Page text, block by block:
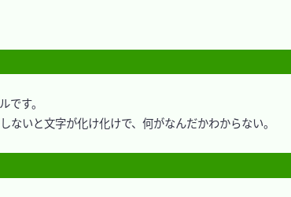
す。
いと文字が化け化けで、何がなんだかわからない。